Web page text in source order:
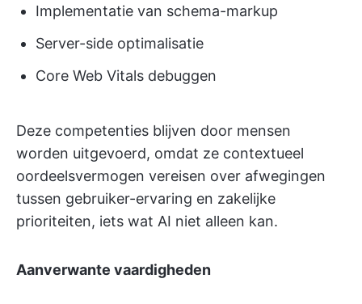
Implementatie van schema-markup
Server-side optimalisatie
Core Web Vitals debuggen
Deze competenties blijven door mensen
worden uitgevoerd, omdat ze contextueel
oordeelsvermogen vereisen over afwegingen
tussen gebruiker-ervaring en zakelijke
prioriteiten, iets wat AI niet alleen kan.
Aanverwante vaardigheden